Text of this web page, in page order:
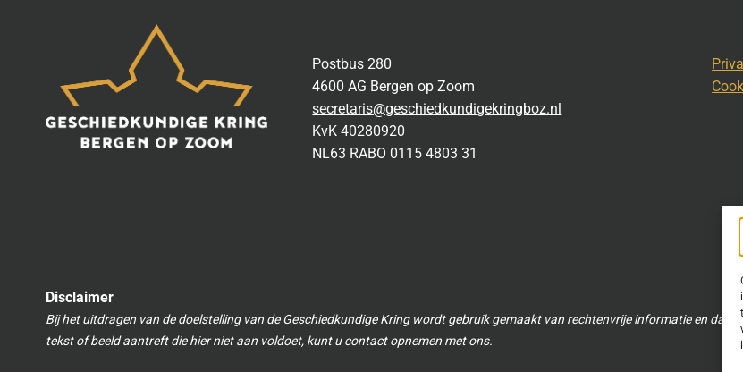
Postbus 280
4600 AG Bergen op Zoom
secretaris@geschiedkundigekringboz.nl
KvK 40280920
NL63 RABO 0115 4803 31
Disclaimer
Bij het uitdragen van de doelstelling van de Geschiedkundige Kring wordt gebruik gemaakt van rechtenvrije informatie en data
tekst of beeld aantreft die hier niet aan voldoet, kunt u contact opnemen met ons.